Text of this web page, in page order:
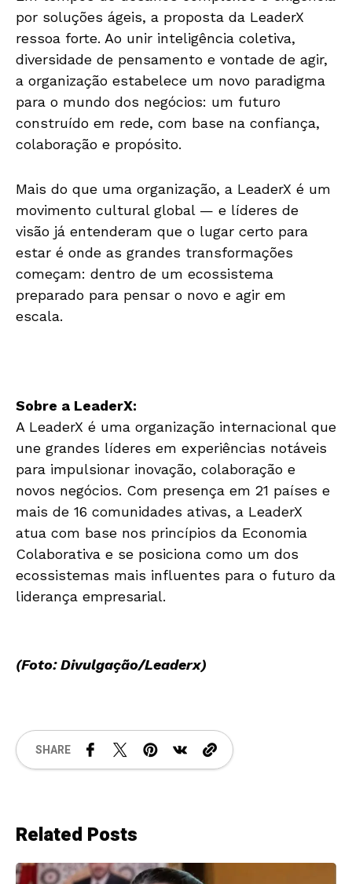
por soluções ágeis, a proposta da LeaderX
ressoa forte. Ao unir inteligência coletiva,
diversidade de pensamento e vontade de agir,
a organização estabelece um novo paradigma
para o mundo dos negócios: um futuro
construído em rede, com base na confiança,
colaboração e propósito.
Mais do que uma organização, a LeaderX é um
movimento cultural global — e líderes de
visão já entenderam que o lugar certo para
estar é onde as grandes transformações
começam: dentro de um ecossistema
preparado para pensar o novo e agir em
escala.
Sobre a LeaderX:
A LeaderX é uma organização internacional que
une grandes líderes em experiências notáveis
para impulsionar inovação, colaboração e
novos negócios. Com presença em 21 países e
mais de 16 comunidades ativas, a LeaderX
atua com base nos princípios da Economia
Colaborativa e se posiciona como um dos
ecossistemas mais influentes para o futuro da
liderança empresarial.
(Foto: Divulgação/Leaderx)
SHARE
Related Posts